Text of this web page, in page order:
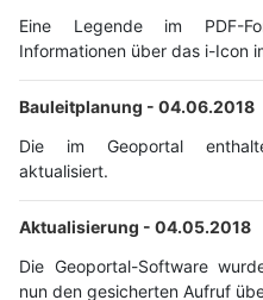
Eine Legende im PDF-
Informationen über das i-Icon
Bauleitplanung - 04.06.2018
Die im Geoportal
aktualisiert.
Aktualisierung - 04.05.2018
Die Geoportal-Software
nun den gesicherten Aufruf